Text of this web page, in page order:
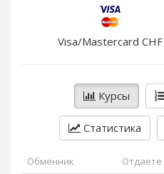
Visa/Mastercard CHF
Курсы
Статистика
Обменник Отдаете
PayPal NOK
PayPal PLN
PayPal SGD